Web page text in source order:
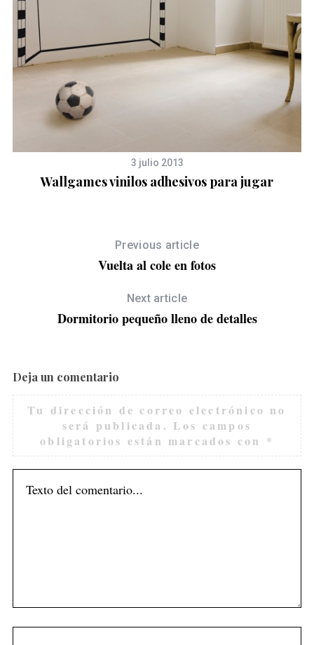
3 julio 2013
Wallgames vinilos adhesivos para jugar
Previous article
Vuelta al cole en fotos
Next article
Dormitorio pequeño lleno de detalles
Deja un comentario
Tu dirección de correo electrónico no
será publicada. Los campos
obligatorios están marcados con *